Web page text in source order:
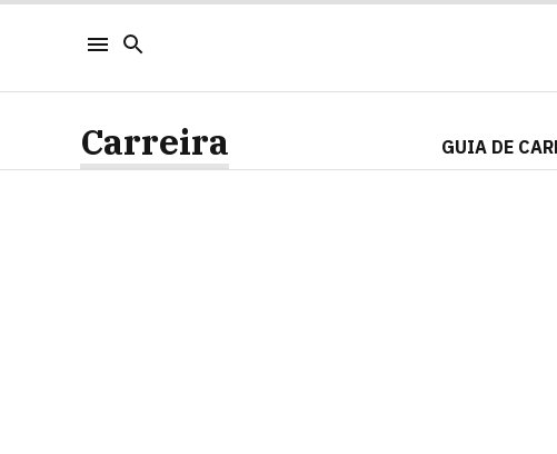
Carreira GUIA DE